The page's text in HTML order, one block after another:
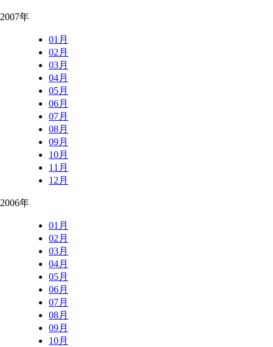
2007年
01月
02月
03月
04月
05月
06月
07月
08月
09月
10月
11月
12月
2006年
01月
02月
03月
04月
05月
06月
07月
08月
09月
10月